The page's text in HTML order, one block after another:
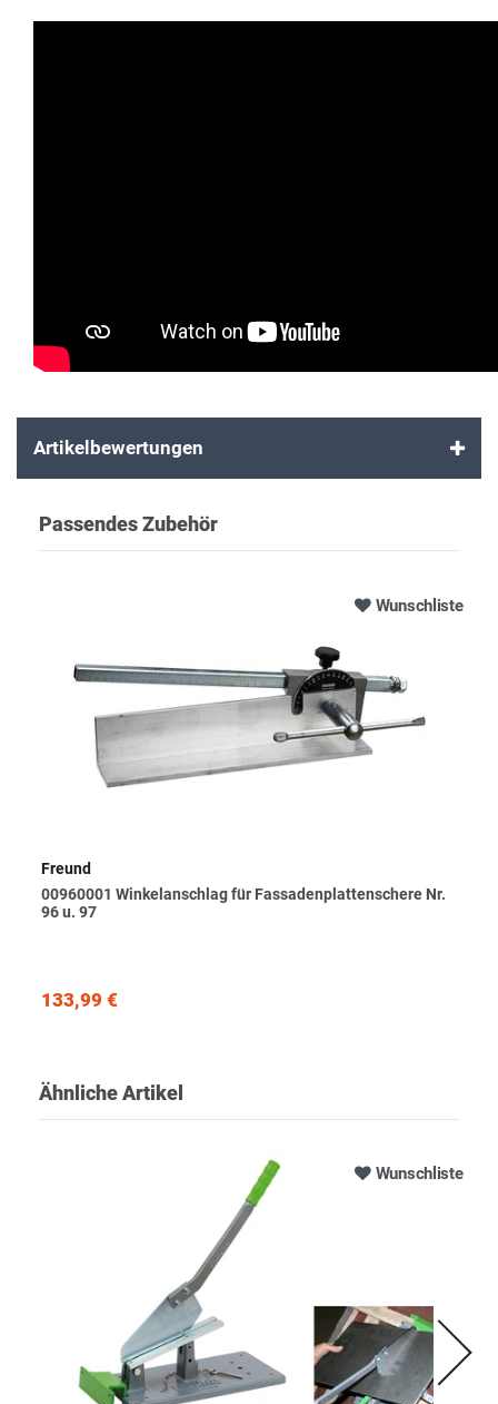
Artikelbewertungen
Passendes Zubehör
Wunschliste
Freund
00960001 Winkelanschlag für Fassadenplattenschere Nr.
96 u. 97
133,99 €
Ähnliche Artikel
Wunschliste